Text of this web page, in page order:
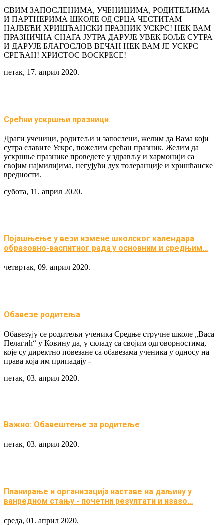
СВИМ ЗАПОСЛЕНИМА, УЧЕНИЦИМА, РОДИТЕЉИМА
И ПАРТНЕРИМА ШКОЛЕ ОД СРЦА ЧЕСТИТАМ
НАЈВЕЋИ ХРИШЋАНСКИ ПРАЗНИК УСКРС! НЕК ВАМ
ПРАЗНИЧНА СНАГА ЈУТРА ДАРУЈЕ УВЕК БОЉЕ СУТРА
И ДАРУЈЕ БЛАГОСЛОВ ВЕЧАН НЕК ВАМ ЈЕ УСКРС
СРЕЋАН! ХРИСТОС ВОСКРЕСЕ!
петак, 17. април 2020.
Срећни ускршњи празници
Драги ученици, родитељи и запослени, желим да Вама који
сутра славите Ускрс, пожелим срећан празник. Желим да
ускршње празнике проведете у здрављу и хармонији са
својим најмилијима, негујући дух толеранције и хришћанске
вредности.
субота, 11. април 2020.
Појашњење у вези измене школског календара
образовно-васпитног рада у основним и средњим…
четвртак, 09. април 2020.
Обавезе родитеља
Обавезују се родитељи ученика Средње стручне школе „Васа
Пелагић“ у Ковину да, у складу са својим одговорностима,
које су директно повезане са обавезама ученика у односу на
права која им припадају -
петак, 03. април 2020.
Важно: Обавештење за родитеље
петак, 03. април 2020.
Планирање и организација наставе на даљину у
ванредном стању - почетни резултати и изазо…
среда, 01. април 2020.